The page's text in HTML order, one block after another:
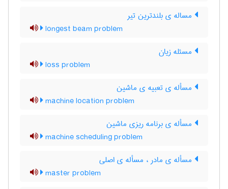
مساله ی بلندترین تیر
longest beam problem
مسئله زیان
loss problem
مسأله ی تعبیه ی ماشین
machine location problem
مسأله ی برنامه ریزی ماشین
machine scheduling problem
مسأله ی مادر ، مسأله ی اصلی
master problem